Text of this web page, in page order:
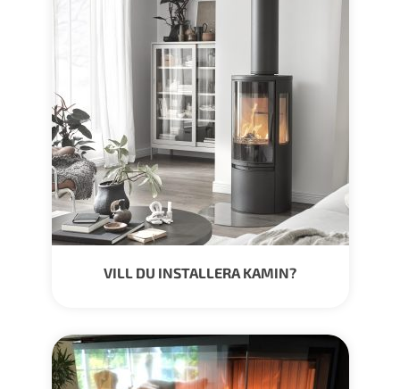
VILL DU INSTALLERA KAMIN?